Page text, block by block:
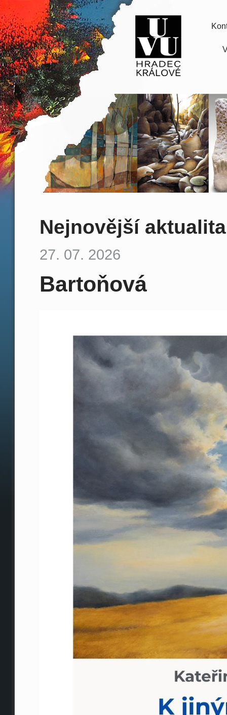
Nejnovější
27. 07. 2026
Bartoňová